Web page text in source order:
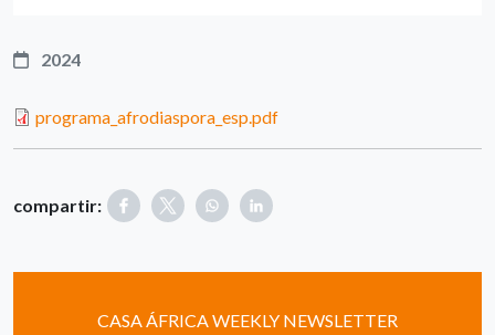
2024
programa_afrodiaspora_esp.pdf
compartir:
CASA ÁFRICA WEEKLY NEWSLETTER